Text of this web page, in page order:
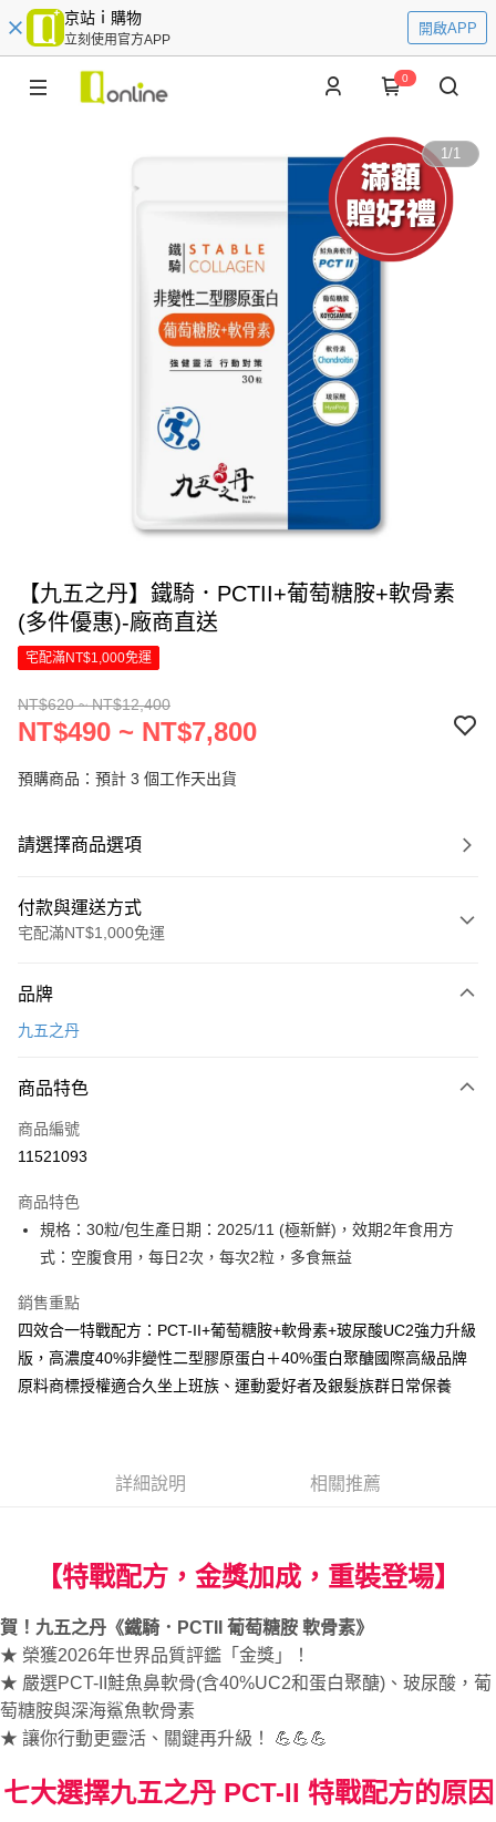
京站ｉ購物
立刻使用官方APP
開啟APP
0
1/1
【九五之丹】鐵騎．PCTII+葡萄糖胺+軟骨素
(多件優惠)-廠商直送
宅配滿NT$1,000免運
NT$620 ~ NT$12,400
NT$490 ~ NT$7,800
預購商品：預計 3 個工作天出貨
請選擇商品選項
付款與運送方式
宅配滿NT$1,000免運
信用卡一次付款
Apple Pay
街口支付
Google Pay
全盈+PAY
大哥付你分期
相關說明
1.本服務由台灣大哥大提供，台灣大哥大用戶可立即使用無須另外申請。
2.付款方式選擇「大哥付你分期」，訂單成立後會自動跳轉到大哥付的交易
消。如遇「轉專審核」未通過狀況，表示未達大哥付你分期系統評分，恕無
醒簡訊。
2.透過簡訊連結打開帳單後，可選擇「超商條碼／台灣大直營門市／銀行轉
【注意事項】
1.本服務係由「台灣大哥大股份有限公司」（以下簡稱本公司）所提供，讓
用戶於交易時，得透過本服務購買商品或服務，並由商店將買賣／分期付款
買賣價金債權讓與本公司後，依約使用本公司帳單繳交帳款。
資料（包含姓名、電話或地址）提供予台灣大哥大進項蒐集、處理及利用，
3.完整用戶服務條款，請詳閱以下連結：https://oppay.tw/userRule
AFTEE先享後付
相關說明
１．簡單：不需註冊會員、不需綁卡、不需儲值。
２．便利：只要手機號碼，簡訊認證，即可結帳。
１．於結帳方式選擇「AFTEE先享後付」後，將跳轉至「AFTEE先享後付」
結帳頁面，進行簡訊認證並確認金額後，即可完成結帳。
２．訂單成立數日內，您將收到繳費通知簡訊。
３．收到繳費通知簡訊後14天內，點擊此簡訊中的連結，可透過四大超商／
ATM／網路銀行／等多元方式進行付款，方視為交易完成。
※ 請注意：結帳手續完成當下不需立刻繳費，但若您需要取消訂單，請聯絡
購買商品的店家。未經商家同意取消之訂單仍視為有效，需透過AFTEE先享
後付繳納相關費用。
※ 交易是否成功請以「AFTEE先享後付 」之結帳頁面顯示為準，若有關於
品牌
九五之丹
商品特色
商品編號
11521093
商品特色
規格：30粒/包生產日期：2025/11 (極新鮮)，效期2年食用方
式：空腹食用，每日2次，每次2粒，多食無益​
銷售重點
四效合一特戰配方：PCT-II+葡萄糖胺+軟骨素+玻尿酸UC2強力升級
版，高濃度40%非變性二型膠原蛋白＋40%蛋白聚醣國際高級品牌
原料商標授權適合久坐上班族、運動愛好者及銀髮族群日常保養
詳細說明 相關推薦
【特戰配方，金獎加成，重裝登場】
賀！九五之丹《鐵騎．PCTII 葡萄糖胺 軟骨素》
★ 榮獲2026年世界品質評鑑「金獎」！
★ 嚴選PCT-II鮭魚鼻軟骨(含40%UC2和蛋白聚醣)、玻尿酸，葡
萄糖胺與深海鯊魚軟骨素
★ 讓你行動更靈活、關鍵再升級！ 💪💪💪
七大選擇九五之丹 PCT-II 特戰配方的原因